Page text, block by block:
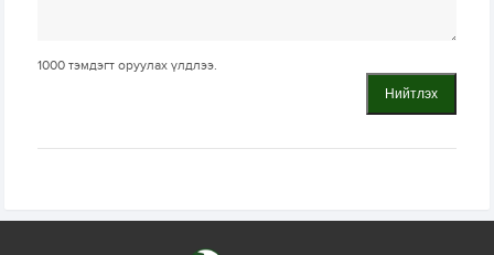
1000 тэмдэгт оруулах үлдлээ.
Нийтлэх